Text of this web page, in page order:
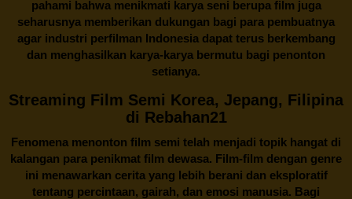
pahami bahwa menikmati karya seni berupa film juga
seharusnya memberikan dukungan bagi para pembuatnya
agar industri perfilman Indonesia dapat terus berkembang
dan menghasilkan karya-karya bermutu bagi penonton
setianya.
Streaming Film Semi Korea, Jepang, Filipina
di Rebahan21
Fenomena menonton film semi telah menjadi topik hangat di
kalangan para penikmat film dewasa. Film-film dengan genre
ini menawarkan cerita yang lebih berani dan eksploratif
tentang percintaan, gairah, dan emosi manusia. Bagi